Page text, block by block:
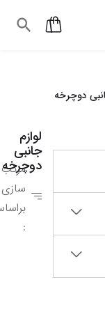
دوچرخه
لوازم
جانبی
دوچرخه
مرتب
سازی
: